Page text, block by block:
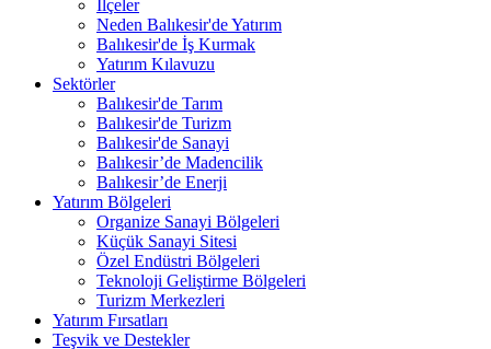
İlçeler
Neden Balıkesir'de Yatırım
Balıkesir'de İş Kurmak
Yatırım Kılavuzu
Sektörler
Balıkesir'de Tarım
Balıkesir'de Turizm
Balıkesir'de Sanayi
Balıkesir’de Madencilik
Balıkesir’de Enerji
Yatırım Bölgeleri
Organize Sanayi Bölgeleri
Küçük Sanayi Sitesi
Özel Endüstri Bölgeleri
Teknoloji Geliştirme Bölgeleri
Turizm Merkezleri
Yatırım Fırsatları
Teşvik ve Destekler